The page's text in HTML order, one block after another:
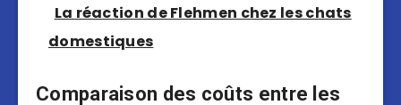
La réaction de Flehmen chez les chats
domestiques
Comparaison des coûts entre les